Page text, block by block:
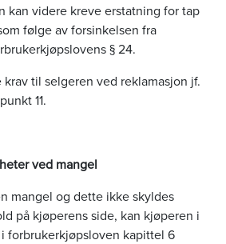
kan videre kreve erstatning for tap
følge av forsinkelsen fra
§ 24.
til selgeren ved reklamasjon jf.
11.
ved mangel
mangel og dette ikke skyldes
på kjøperens side, kan kjøperen i
forbrukerkjøpsloven kapittel 6